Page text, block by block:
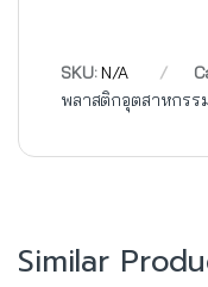
SKU:N/A
พลาสติกอุตสาหกรร
Similar